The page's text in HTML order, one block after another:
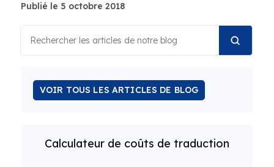
Publié le 5 octobre 2018
VOIR TOUS LES ARTICLES DE BLOG
Calculateur de coûts de traduction